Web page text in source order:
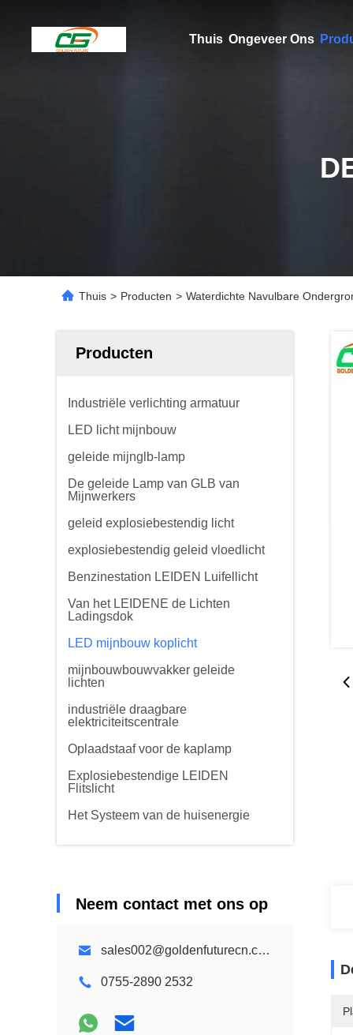
Thuis Ongeveer Ons
Thuis > Producten > Waterdichte Navulbare
Producten
Industriële verlichting armatuur
LED licht mijnbouw
geleide mijnglb-lamp
De geleide Lamp van GLB van
Mijnwerkers
geleid explosiebestendig licht
explosiebestendig geleid vloedlicht
Benzinestation LEIDEN Luifellicht
Van het LEIDENE de Lichten
Ladingsdok
LED mijnbouw koplicht
mijnbouwbouwvakker geleide
lichten
industriële draagbare
elektriciteitscentrale
Oplaadstaaf voor de kaplamp
Explosiebestendige LEIDEN
Flitslicht
Het Systeem van de huisenergie
Neem contact met ons op
sales002@goldenfuturecn.com
0755-2890 2532